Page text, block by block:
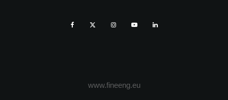
www.fineeng.eu